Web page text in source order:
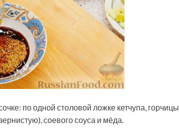
по одной столовой ложке кетчупа, горчицы
соевого соуса и мёда.